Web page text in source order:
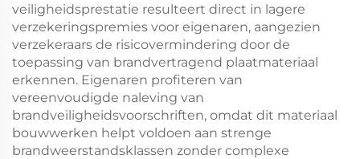
veiligheidsprestatie resulteert direct in lagere
verzekeringspremies voor eigenaren, aangezien
verzekeraars de risicovermindering door de
toepassing van brandvertragend plaatmateriaal
erkennen. Eigenaren profiteren van
vereenvoudigde naleving van
brandveiligheidsvoorschriften, omdat dit materiaal
bouwwerken helpt voldoen aan strenge
brandweerstandsklassen zonder complexe